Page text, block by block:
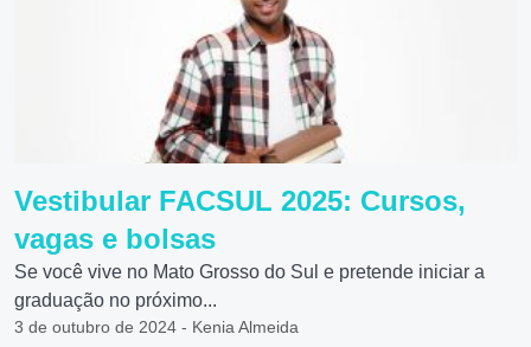
Vestibular FACSUL 2025: Cursos,
vagas e bolsas
Se você vive no Mato Grosso do Sul e pretende iniciar a
graduação no próximo...
3 de outubro de 2024 - Kenia Almeida